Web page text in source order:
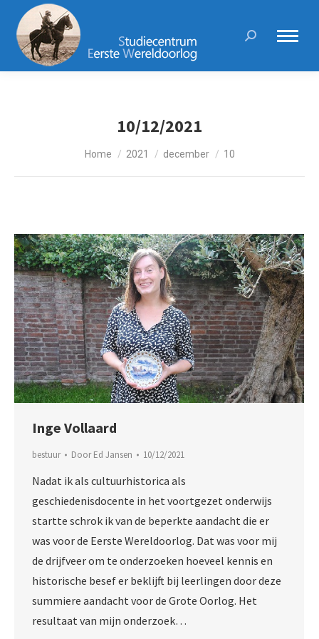
Search:
10/12/2021
Je bent hier:
Home 2021 december 10
Inge Vollaard
bestuur DoorEd Jansen 10/12/2021
Nadat ik als cultuurhistorica als
geschiedenisdocente in het voortgezet onderwijs
startte schrok ik van de beperkte aandacht die er
was voor de Eerste Wereldoorlog. Dat was voor mij
de drijfveer om te onderzoeken hoeveel kennis en
historische besef er beklijft bij leerlingen door deze
summiere aandacht voor de Grote Oorlog. Het
resultaat van mijn onderzoek…